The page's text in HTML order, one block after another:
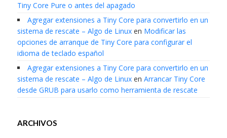
Tiny Core Pure o antes del apagado
Agregar extensiones a Tiny Core para convertirlo en un
sistema de rescate – Algo de Linuxen Modificar las
opciones de arranque de Tiny Core para configurar el
idioma de teclado español
Agregar extensiones a Tiny Core para convertirlo en un
sistema de rescate – Algo de Linuxen Arrancar Tiny Core
desde GRUB para usarlo como herramienta de rescate
ARCHIVOS